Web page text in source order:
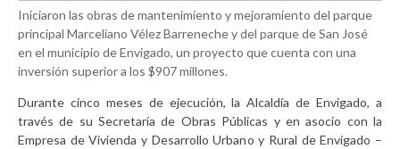
Iniciaron las obras de mantenimiento y mejoramiento del parque
principal Marceliano Vélez Barreneche y del parque de San José
en el municipio de Envigado, un proyecto que cuenta con una
inversión superior a los $907 millones.
Durante cinco meses de ejecución, la Alcaldía de Envigado, a
través de su Secretaría de Obras Públicas y en asocio con la
Empresa de Vivienda y Desarrollo Urbano y Rural de Envigado –